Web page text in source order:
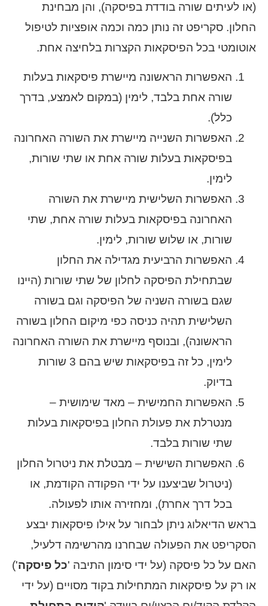
(או לעיתים שורה בודדת בפיסקה), והן מבחינת
החלון. סקריפט זה נותן כמה וכמה אופציות לטיפול
אוטומטי בכל הפיסקאות הקצרות בלחיצה אחת.
האפשרות הראשונה מיישרת פיסקאות בעלות
שורה אחת בלבד, לימין (במקום לאמצע, בדרך
כלל).
האפשרות השנייה מיישרת את השורה האחרונה
בפיסקאות בעלות שורה אחת או שתי שורות,
לימין.
האפשרות השלישית מיישרת את השורה
האחרונה בפיסקאות בעלות שורה אחת, שתי
שורות, או שלוש שורות, לימין.
האפשרות הרביעית מגדילה את החלון
שבתחילת הפיסקה לחלון של שתי שורות (היינו
שגם בשורה השניה של הפיסקה וגם בשורה
השלישית תהיה כניסה כפי מיקום החלון בשורה
הראשונה), ובנוסף מיישרת את השורה האחרונה
לימין, כל זה בפיסקאות שיש בהם 3 שורות
בדיוק.
האפשרות החמישית – מאד שימושית –
מנטרלת את פעולת החלון בפיסקאות בעלות
שתי שורות בלבד.
האפשרות השישית – מבטלת את ניטרול החלון
(ניטרול שביצענו על ידי הפקודה הקודמת, או
בכל דרך אחרת), ומחזירה אותו לפעולה.
בראש הדיאלוג ניתן לבחור על אילו פיסקאות יבצע
הסקריפט את הפעולה שבחרנו מהרשימה דלעיל,
האם על כל פיסקה (על ידי סימון התיבה 'כל פיסקה')
או רק על פיסקאות המתחילות בקוד מסויים (על ידי